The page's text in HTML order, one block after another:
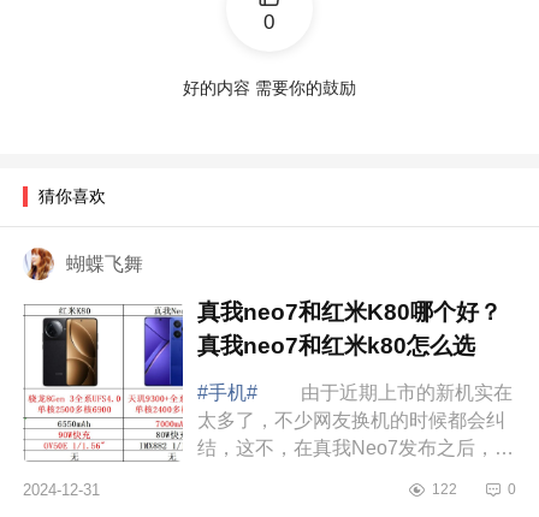
0
好的内容 需要你的鼓励
猜你喜欢
蝴蝶飞舞
真我neo7和红米K80哪个好？
真我neo7和红米k80怎么选
#手机#
由于近期上市的新机实在
太多了，不少网友换机的时候都会纠
结，这不，在真我Neo7发布之后，不
比红米K80便宜了400元，标准版低至
2024-12-31 122 0